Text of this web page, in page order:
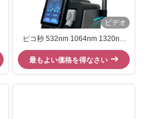
ビデオ
ピコ秒 532nm 1064nm 1320nm
タトゥー除去 ND Yagレーザーマ
シン
最もよい価格を得なさい